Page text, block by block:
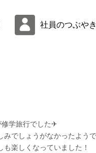
社員のつぶやき